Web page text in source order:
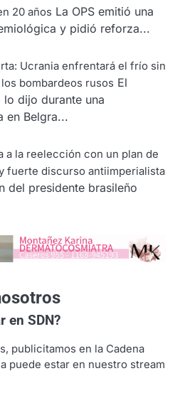
20 años La OPS emitió una
y pidió reforza...
Ucrania enfrentará el frío sin
bombardeos rusos El
lo dijo durante una
en Belgra...
a la reelección con un plan de
fuerte discurso antiimperialista
del presidente brasileño
en SDN?
publicitamos en la Cadena
puede estar en nuestro stream